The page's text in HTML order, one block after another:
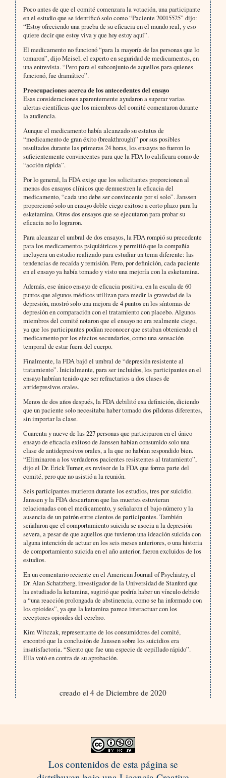
Poco antes de que el comité comenzara la votación, una participante
en el estudio que se identificó solo como “Paciente 20015525” dijo:
“Estoy ofreciendo una prueba de su eficacia en el mundo real, y eso
quiere decir que estoy viva y que hoy estoy aquí”.
El medicamento no funcionó “para la mayoría de las personas que lo
tomaron”, dijo Meisel, el experto en seguridad de medicamentos, en
una entrevista. “Pero para el subconjunto de aquellos para quienes
funcionó, fue dramático”.
Preocupaciones acerca de los antecedentes del ensayo
Esas consideraciones aparentemente ayudaron a superar varias
alertas científicas que los miembros del comité comentaron durante
la audiencia.
Aunque el medicamento había alcanzado su estatus de
“medicamento de gran éxito (breakthrough)” por sus posibles
resultados durante las primeras 24 horas, los ensayos no fueron lo
suficientemente convincentes para que la FDA lo calificara como de
“acción rápida”.
Por lo general, la FDA exige que los solicitantes proporcionen al
menos dos ensayos clínicos que demuestren la eficacia del
medicamento, “cada uno debe ser convincente por sí solo”. Janssen
proporcionó solo un ensayo doble ciego exitoso a corto plazo para la
esketamina. Otros dos ensayos que se ejecutaron para probar su
eficacia no lo lograron.
Para alcanzar el umbral de dos ensayos, la FDA rompió su precedente
para los medicamentos psiquiátricos y permitió que la compañía
incluyera un estudio realizado para estudiar un tema diferente: las
tendencias de recaída y remisión. Pero, por definición, cada paciente
en el ensayo ya había tomado y visto una mejoría con la esketamina.
Además, ese único ensayo de eficacia positiva, en la escala de 60
puntos que algunos médicos utilizan para medir la gravedad de la
depresión, mostró solo una mejora de 4 puntos en los síntomas de
depresión en comparación con el tratamiento con placebo. Algunos
miembros del comité notaron que el ensayo no era realmente ciego,
ya que los participantes podían reconocer que estaban obteniendo el
medicamento por los efectos secundarios, como una sensación
temporal de estar fuera del cuerpo.
Finalmente, la FDA bajó el umbral de “depresión resistente al
tratamiento”. Inicialmente, para ser incluidos, los participantes en el
ensayo habrían tenido que ser refractarios a dos clases de
antidepresivos orales.
Menos de dos años después, la FDA debilitó esa definición, diciendo
que un paciente solo necesitaba haber tomado dos píldoras diferentes,
sin importar la clase.
Cuarenta y nueve de las 227 personas que participaron en el único
ensayo de eficacia exitoso de Janssen habían consumido solo una
clase de antidepresivos orales, a la que no habían respondido bien.
“Eliminaron a los verdaderos pacientes resistentes al tratamiento”,
dijo el Dr. Erick Turner, ex revisor de la FDA que forma parte del
comité, pero que no asistió a la reunión.
Seis participantes murieron durante los estudios, tres por suicidio.
Janssen y la FDA descartaron que las muertes estuvieran
relacionadas con el medicamento, y señalaron el bajo número y la
ausencia de un patrón entre cientos de participantes. También
señalaron que el comportamiento suicida se asocia a la depresión
severa, a pesar de que aquellos que tuvieron una ideación suicida con
alguna intención de actuar en los seis meses anteriores, o una historia
de comportamiento suicida en el año anterior, fueron excluidos de los
estudios.
En un comentario reciente en el American Journal of Psychiatry, el
Dr. Alan Schatzberg, investigador de la Universidad de Stanford que
ha estudiado la ketamina, sugirió que podría haber un vínculo debido
a “una reacción prolongada de abstinencia, como se ha informado con
los opioides”, ya que la ketamina parece interactuar con los
receptores opioides del cerebro.
Kim Witczak, representante de los consumidores del comité,
encontró que la conclusión de Janssen sobre los suicidios era
insatisfactoria. “Siento que fue una especie de cepillado rápido”.
Ella votó en contra de su aprobación.
creado el 4 de Diciembre de 2020
Los contenidos de esta página se